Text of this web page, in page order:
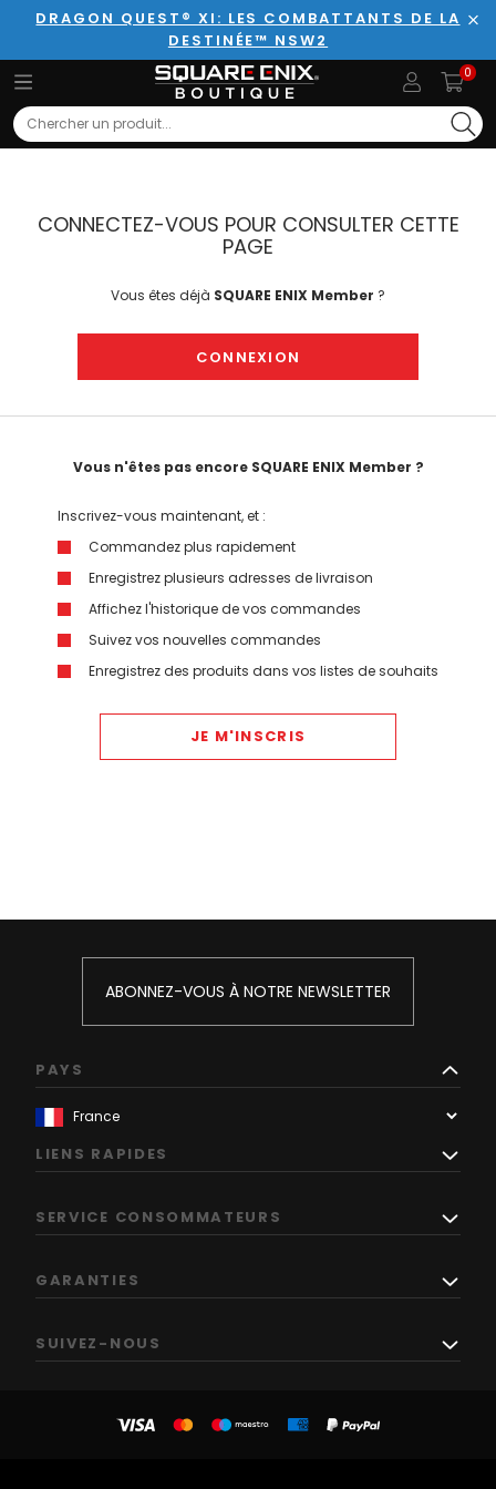
DRAGON QUEST® XI: LES COMBATTANTS DE LA
DESTINÉE™ NSW2
0
Search
CONNECTEZ-VOUS POUR CONSULTER CETTE
PAGE
Vous êtes déjà SQUARE ENIX Member ?
CONNEXION
Vous n'êtes pas encore SQUARE ENIX Member ?
Inscrivez-vous maintenant, et :
Commandez plus rapidement
Enregistrez plusieurs adresses de livraison
Affichez l'historique de vos commandes
Suivez vos nouvelles commandes
Enregistrez des produits dans vos listes de souhaits
JE M'INSCRIS
ABONNEZ-VOUS À NOTRE NEWSLETTER
PAYS
LIENS RAPIDES
SERVICE CONSOMMATEURS
GARANTIES
SUIVEZ-NOUS